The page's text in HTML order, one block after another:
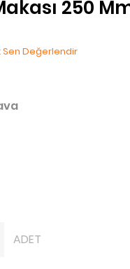
250
Sen Değerlendir
ADET